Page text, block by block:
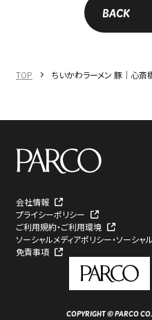
BACK
TOP ちいかわラーメン 豚｜心斎
会社情報
プライシーポリシー
ご利用規約・ご利用環境
ソーシャルメディアポリシー・ソーシャ
免責事項
COPYRIGHT © PARCO